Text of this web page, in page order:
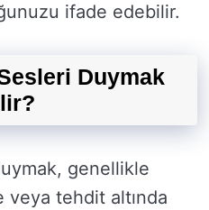
ifade edebilir.
Duymak
genellikle
veya tehdit altında